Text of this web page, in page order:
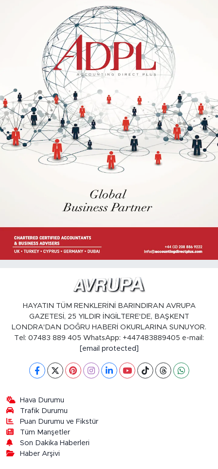
HAYATIN TÜM RENKLERİNİ BARINDIRAN AVRUPA
GAZETESİ, 25 YILDIR İNGİLTERE'DE, BAŞKENT
LONDRA'DAN DOĞRU HABERİ OKURLARINA SUNUYOR.
Tel: 07483 889 405 WhatsApp: +447483889405 e-mail:
[email protected]
Hava Durumu
Trafik Durumu
Puan Durumu ve Fikstür
Tüm Manşetler
Son Dakika Haberleri
Haber Arşivi